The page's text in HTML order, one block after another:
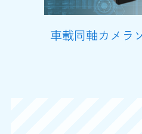
車載同軸カメラ